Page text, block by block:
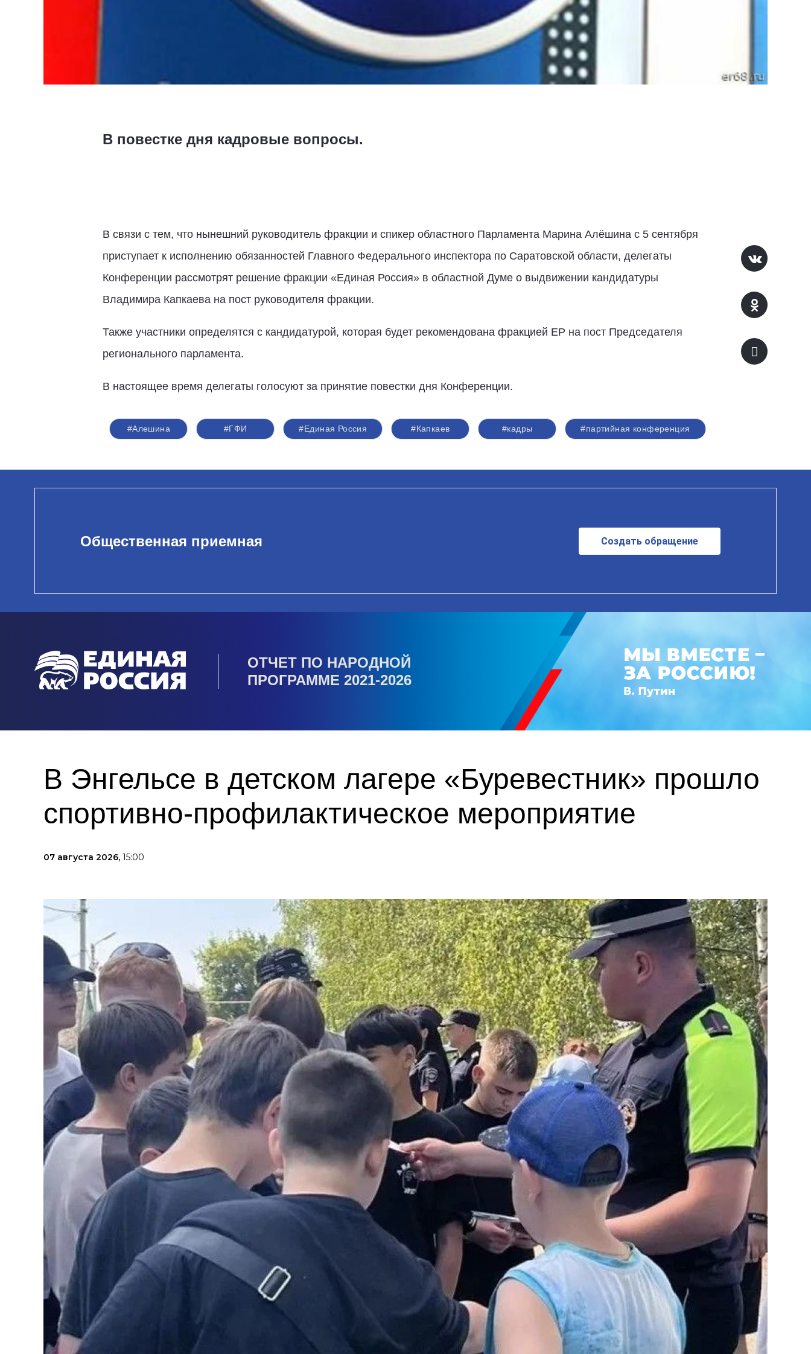
В повестке дня кадровые вопросы.
В связи с тем, что нынешний руководитель фракции и спикер областного Парламента Марина Алёшина с 5 сентября
приступает к исполнению обязанностей Главного Федерального инспектора по Саратовской области, делегаты
Конференции рассмотрят решение фракции «Единая Россия» в областной Думе о выдвижении кандидатуры
Владимира Капкаева на пост руководителя фракции.
Также участники определятся с кандидатурой, которая будет рекомендована фракцией ЕР на пост Председателя
регионального парламента.
В настоящее время делегаты голосуют за принятие повестки дня Конференции.
#Алешина #ГФИ #Единая Россия #Капкаев #кадры #партийная конференция
Общественная приемная Создать обращение
ОТЧЕТ ПО НАРОДНОЙ
ПРОГРАММЕ 2021-2026
В Энгельсе в детском лагере «Буревестник» прошло
спортивно-профилактическое мероприятие
07 августа 2026, 15:00